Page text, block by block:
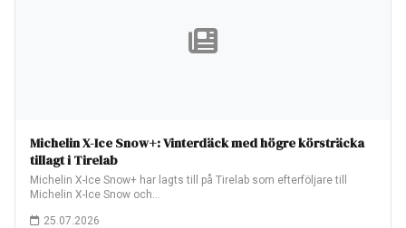
Michelin X-Ice Snow+: Vinterdäck med högre körsträcka
tillagt i Tirelab
Michelin X-Ice Snow+ har lagts till på Tirelab som efterföljare till
Michelin X-Ice Snow och…
25.07.2026